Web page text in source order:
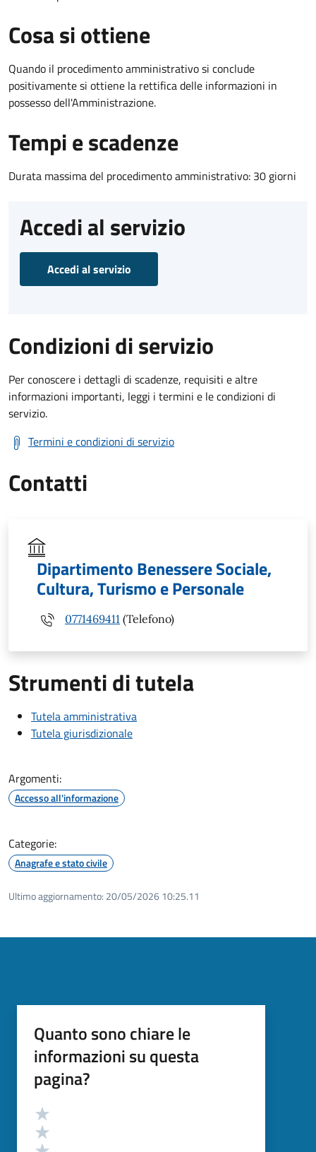
Cosa si ottiene
Quando il procedimento amministrativo si conclude
positivamente si ottiene la rettifica delle informazioni in
possesso dell'Amministrazione.
Tempi e scadenze
Durata massima del procedimento amministrativo: 30 giorni
Accedi al servizio
Accedi al servizio
Condizioni di servizio
Per conoscere i dettagli di scadenze, requisiti e altre
informazioni importanti, leggi i termini e le condizioni di
servizio.
Termini e condizioni di servizio
Contatti
Dipartimento Benessere Sociale,
Cultura, Turismo e Personale
0771469411 (Telefono)
Strumenti di tutela
Tutela amministrativa
Tutela giurisdizionale
Argomenti:
Accesso all'informazione
Categorie:
Anagrafe e stato civile
Ultimo aggiornamento: 20/05/2026 10:25.11
Quanto sono chiare le
informazioni su questa
pagina?
Valutazione